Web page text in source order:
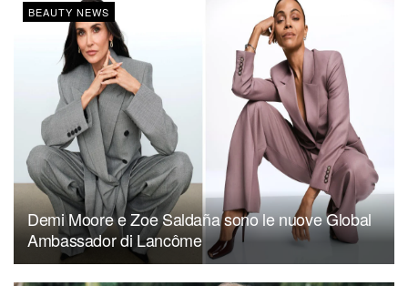
BEAUTY NEWS
Demi Moore e Zoe Saldaña sono le nuove Global
Ambassador di Lancôme